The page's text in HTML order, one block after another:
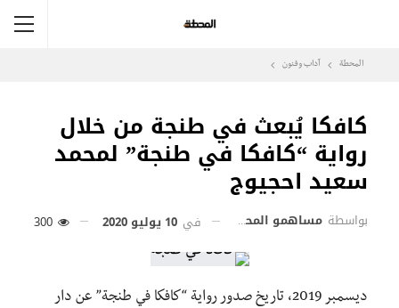
المحطة آداب وفنون
كافكا يُبعث في طنجة من خلال
رواية “كافكا في طنجة” لمحمد
سعيد احجيوج
بواسطة مساهمو المحطة في 10 يوليو 2020
ديسمبر 2019، تاريخ صدور رواية “كافكا في طنجة” عن دار